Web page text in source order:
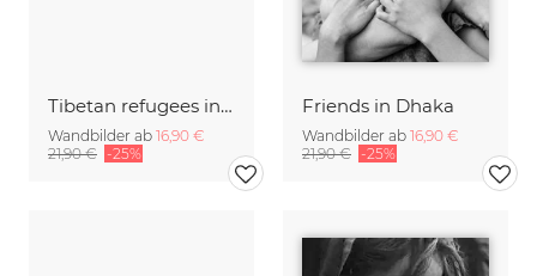
Tibetan refugees in Nepal
Wandbilder ab 16,90 €
21,90 € -25%
Friends in Dhaka
Wandbilder ab 16,90 €
21,90 € -25%